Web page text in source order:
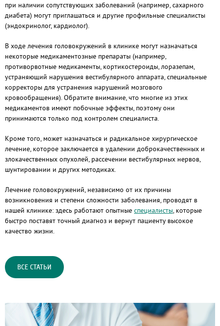
при наличии сопутствующих заболеваний (например, сахарного
диабета) могут приглашаться и другие профильные специалисты
(эндокринолог, кардиолог).
В ходе лечения головокружений в клинике могут назначаться
некоторые медикаментозные препараты (например,
противорвотные медикаменты, кортикостероиды, лоразепам,
устраняющий нарушения вестибулярного аппарата, специальные
корректоры для устранения нарушений мозгового
кровообращения). Обратите внимание, что многие из этих
медикаментов имеют побочные эффекты, поэтому они
принимаются только под контролем специалиста.
Кроме того, может назначаться и радикальное хирургическое
лечение, которое заключается в удалении доброкачественных и
злокачественных опухолей, рассечении вестибулярных нервов,
шунтировании и других методиках.
Лечение головокружений, независимо от их причины
возникновения и степени сложности заболевания, проводят в
нашей клинике: здесь работают опытные специалисты, которые
быстро поставят точный диагноз и вернут пациенту высокое
качество жизни.
ВСЕ СТАТЬИ